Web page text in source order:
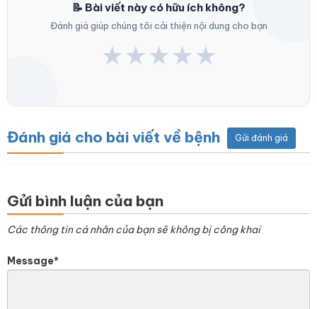
📝 Bài viết này có hữu ích không?
Đánh giá giúp chúng tôi cải thiện nội dung cho bạn
★★★★★
Đánh giá cho bài viết về bệnh Gửi đánh giá
Gửi bình luận của bạn
Các thông tin cá nhân của bạn sẽ không bị công khai
Message*